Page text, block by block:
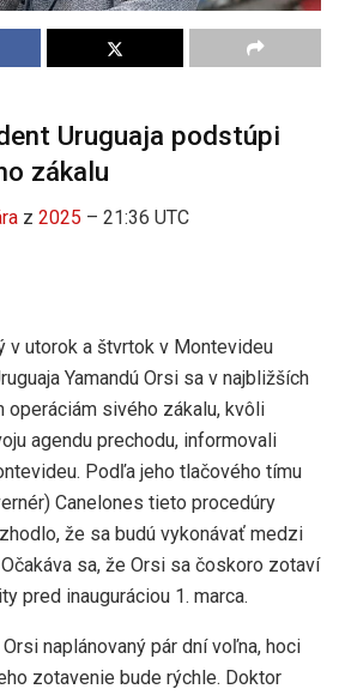
Uruguaja podstúpi
zákalu
z 2025 – 21:36 UTC
v utorok a štvrtok v Montevideu
Yamandú Orsi sa v najbližších
operáciám sivého zákalu, kvôli
agendu prechodu, informovali
Podľa jeho tlačového tímu
Canelones tieto procedúry
že sa budú vykonávať medzi
sa, že Orsi sa čoskoro zotaví
pred inauguráciou 1. marca.
naplánovaný pár dní voľna, hoci
zotavenie bude rýchle. Doktor